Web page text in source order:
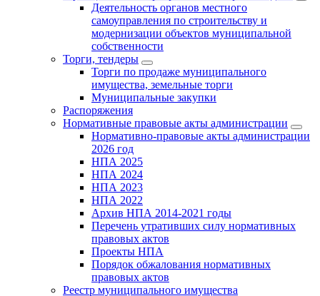
Деятельность органов местного
самоуправления по строительству и
модернизации объектов муниципальной
собственности
Торги, тендеры
Торги по продаже муниципального
имущества, земельные торги
Муниципальные закупки
Распоряжения
Нормативные правовые акты администрации
Нормативно-правовые акты администрации
2026 год
НПА 2025
НПА 2024
НПА 2023
НПА 2022
Архив НПА 2014-2021 годы
Перечень утративших силу нормативных
правовых актов
Проекты НПА
Порядок обжалования нормативных
правовых актов
Реестр муниципального имущества